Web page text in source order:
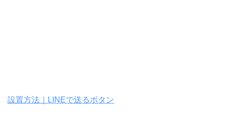
設置方法｜LINEで送るボタン